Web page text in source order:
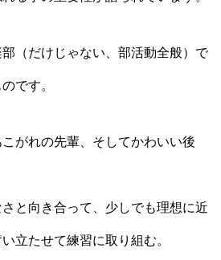
（だけじゃない、部活動全般）で
です。
がれの先輩、そしてかわいい後
と向き合って、少しでも理想に近
立たせて練習に取り組む。